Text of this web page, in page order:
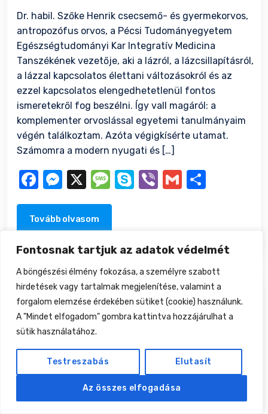
Fontosnak tartjuk az adatok védelmét
A böngészési élmény fokozása, a személyre szabott
hirdetések vagy tartalmak megjelenítése, valamint a
forgalom elemzése érdekében sütiket (cookie) használunk.
A "Mindet elfogadom" gombra kattintva hozzájárulhat a
sütik használatához.
Testreszabás Elutasít
Az összes elfogadása
Dr. habil. Szőke Henrik csecsemő- és gyermekorvos,
antropozófus orvos, a Pécsi Tudományegyetem
Egészségtudományi Kar Integratív Medicina
Tanszékének vezetője, aki a lázról, a lázcsillapításról,
a lázzal kapcsolatos élettani változásokról és az
ezzel kapcsolatos elengedhetetlenül fontos
ismeretekről fog beszélni. Így vall magáról: a
komplementer orvoslással egyetemi tanulmányaim
végén találkoztam. Azóta végigkísérte utamat.
Számomra a modern nyugati és […]
Facebook
Messenger
X Message
Skype
ViberGmailOssza
Tovább olvasom